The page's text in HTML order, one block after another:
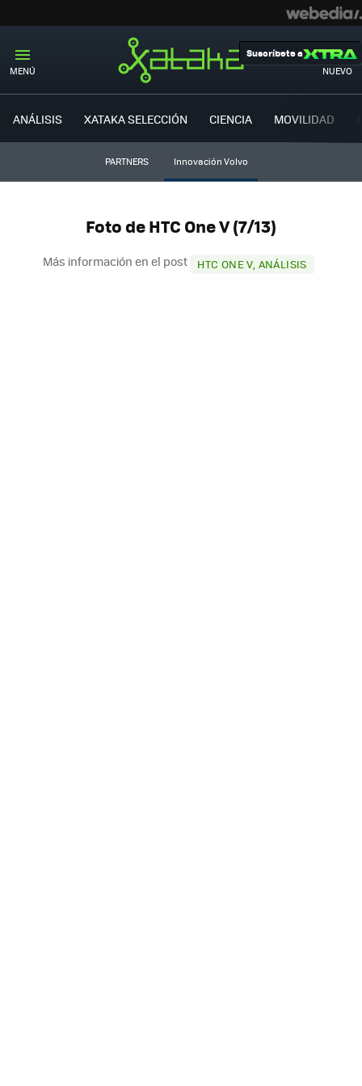
MENÚ NUEVO
Suscríbete a
ANÁLISIS XATAKA SELECCIÓN CIENCIA MOVILIDAD
PARTNERS Innovación Volvo
Foto de HTC One V (7/13)
Más información en el post HTC ONE V, ANÁLISIS